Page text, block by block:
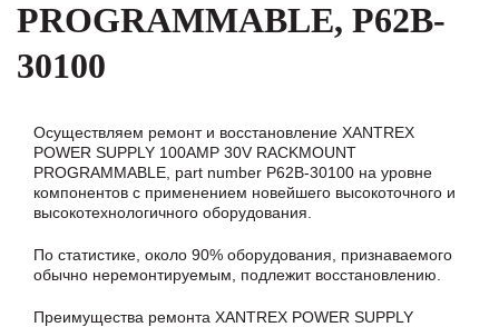
PROGRAMMABLE, P62B-
30100
Осуществляем ремонт и восстановление XANTREX
POWER SUPPLY 100AMP 30V RACKMOUNT
PROGRAMMABLE, part number P62B-30100 на уровне
компонентов с применением новейшего высокоточного и
высокотехнологичного оборудования.
По статистике, около 90% оборудования, признаваемого
обычно неремонтируемым, подлежит восстановлению.
Преимущества ремонта XANTREX POWER SUPPLY